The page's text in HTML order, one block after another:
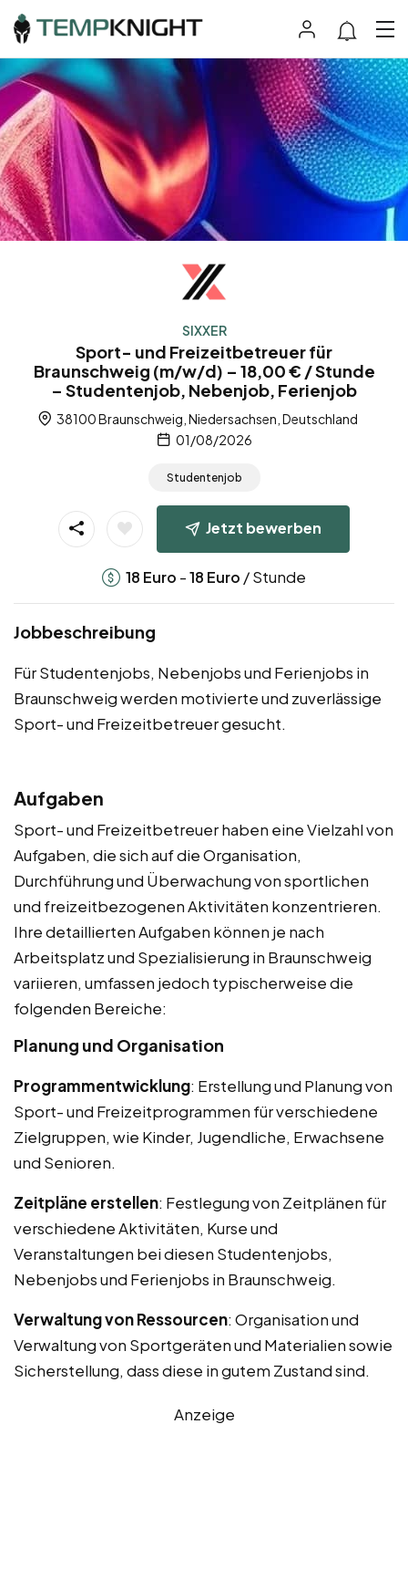
SIXXER
Sport- und Freizeitbetreuer für
Braunschweig (m/w/d) – 18,00 € / Stunde
– Studentenjob, Nebenjob, Ferienjob
38100 Braunschweig, Niedersachsen, Deutschland
01/08/2026
Studentenjob
Jetzt bewerben
18 Euro -18 Euro / Stunde
Jobbeschreibung
Für Studentenjobs, Nebenjobs und Ferienjobs in
Braunschweig werden motivierte und zuverlässige
Sport- und Freizeitbetreuer gesucht.
Aufgaben
Sport- und Freizeitbetreuer haben eine Vielzahl von
Aufgaben, die sich auf die Organisation,
Durchführung und Überwachung von sportlichen
und freizeitbezogenen Aktivitäten konzentrieren.
Ihre detaillierten Aufgaben können je nach
Arbeitsplatz und Spezialisierung in Braunschweig
variieren, umfassen jedoch typischerweise die
folgenden Bereiche:
Planung und Organisation
Programmentwicklung: Erstellung und Planung von
Sport- und Freizeitprogrammen für verschiedene
Zielgruppen, wie Kinder, Jugendliche, Erwachsene
und Senioren.
Zeitpläne erstellen: Festlegung von Zeitplänen für
verschiedene Aktivitäten, Kurse und
Veranstaltungen bei diesen Studentenjobs,
Nebenjobs und Ferienjobs in Braunschweig.
Verwaltung von Ressourcen: Organisation und
Verwaltung von Sportgeräten und Materialien sowie
Sicherstellung, dass diese in gutem Zustand sind.
Anzeige